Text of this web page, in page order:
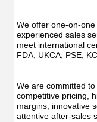
We offer one-on-
experienced sales
meet international
FDA, UKCA, PSE,
We are committed
competitive pricing,
margins, innovative
attentive after-sales